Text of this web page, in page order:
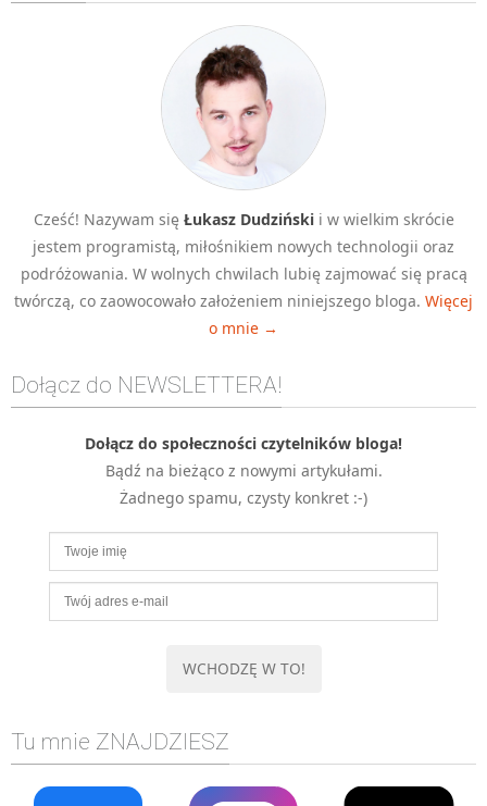
Algorytmy wyszukiwania
Inne
C++
Elementarz Java
Pascal
HTML 5
CSS 3
Django
PHP
WordPress
MOBILE
Android
KONTROLA WERSJI
SQL
TESTOWANIE
SIECI
Cześć! Nazywam się Łukasz Dudzińskii w wielkim skrócie
jestem programistą, miłośnikiem nowych technologii oraz
podróżowania. W wolnych chwilach lubię zajmować się pracą
twórczą, co zaowocowało założeniem niniejszego bloga. Więcej
o mnie →
Dołącz do NEWSLETTERA!
Dołącz do społeczności czytelników bloga!
Bądź na bieżąco z nowymi artykułami.
Żadnego spamu, czysty konkret :-)
Tu mnie ZNAJDZIESZ